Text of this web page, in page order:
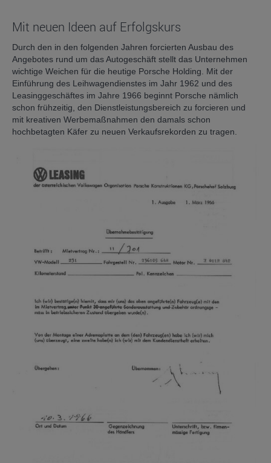
Mit neuen Ideen auf Erfolgskurs
Durch den in den folgenden Jahren forcierten Ausbau des
Angebotes rund um das Autogeschäft stellt das Unternehmen
wichtige Weichen für die heutige Porsche Holding. Mit der
Einführung des Leihwagendienstes im Jahr 1962 und des
Leasinggeschäftes im Jahre 1966 beginnt Porsche nämlich
schon frühzeitig, den Dienstleistungsbereich zu forcieren und
mit kreativen Werbemaßnahmen den damals schon
hochbetagten Käfer zu neuen Verkaufsrekorden zu tragen.